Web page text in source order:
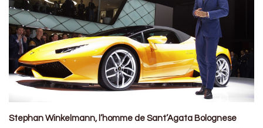
Stephan Winkelmann, l’homme de Sant’Agata Bolognese